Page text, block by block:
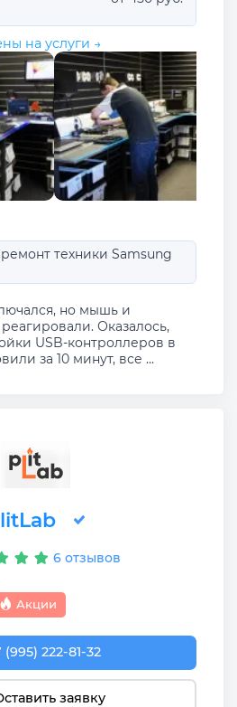
на услуги →
техники Samsung
но мышь и
Оказалось,
USB-контроллеров в
за 10 минут, все ...
6 отзывов
Акции
(995) 222-81-32
заявку